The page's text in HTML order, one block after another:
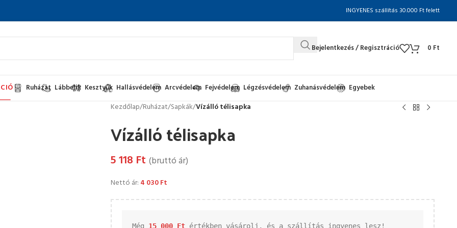
INGYENES szállítás 30.000 Ft felett
Bejelentkezés / Regisztráció 0 Ft
Ruházat Lábbelik Kesztyűk Hallásvédelem Arcvédelem Fejvédelem Légzésvédelem Zuhanásvédelem Egyebek
Kezdőlap/Ruházat/Sapkák/Vízálló télisapka
Vízálló télisapka
5 118 Ft (bruttó ár)
Nettó ár: 4 030Ft
Még 15 000 Ft értékben vásárolj, és a szállítás ingyenes lesz!